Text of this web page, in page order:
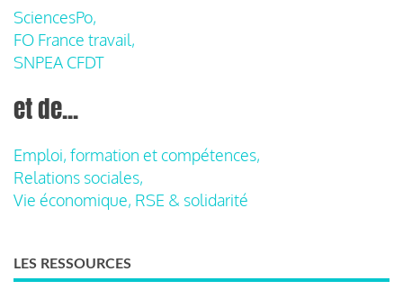
SciencesPo,
FO France travail,
SNPEA CFDT
et de...
Emploi, formation et compétences,
Relations sociales,
Vie économique, RSE & solidarité
LES RESSOURCES